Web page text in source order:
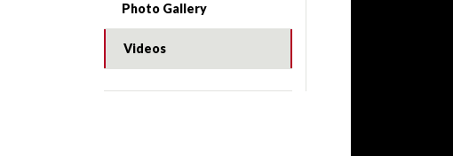
Photo Gallery
Videos